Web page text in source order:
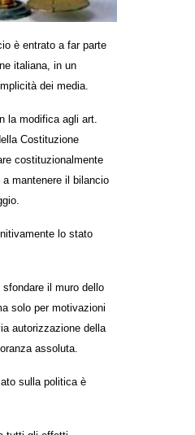
è entrato a far parte
italiana, in un
dei media.
l a modifica agli art.
Costituzione
costituzionalmente
a mantenere il bilancio
lo stato
sfondare il muro dello
solo per motivazioni
autorizzazione della
assoluta.
sulla politica è